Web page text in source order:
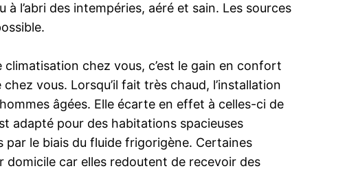
l’abri des intempéries, aéré et sain. Les sources
chez vous, c’est le gain en confort
vous. Lorsqu’il fait très chaud, l’installation
âgées. Elle écarte en effet à celles-ci de
adapté pour des habitations spacieuses
par le biais du fluide frigorigène. Certaines
domicile car elles redoutent de recevoir des